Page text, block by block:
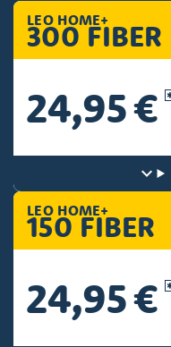
LEO HOME+
150 FIBER
24,95 €
LEO HOME+
300 FIBER
24,95 €